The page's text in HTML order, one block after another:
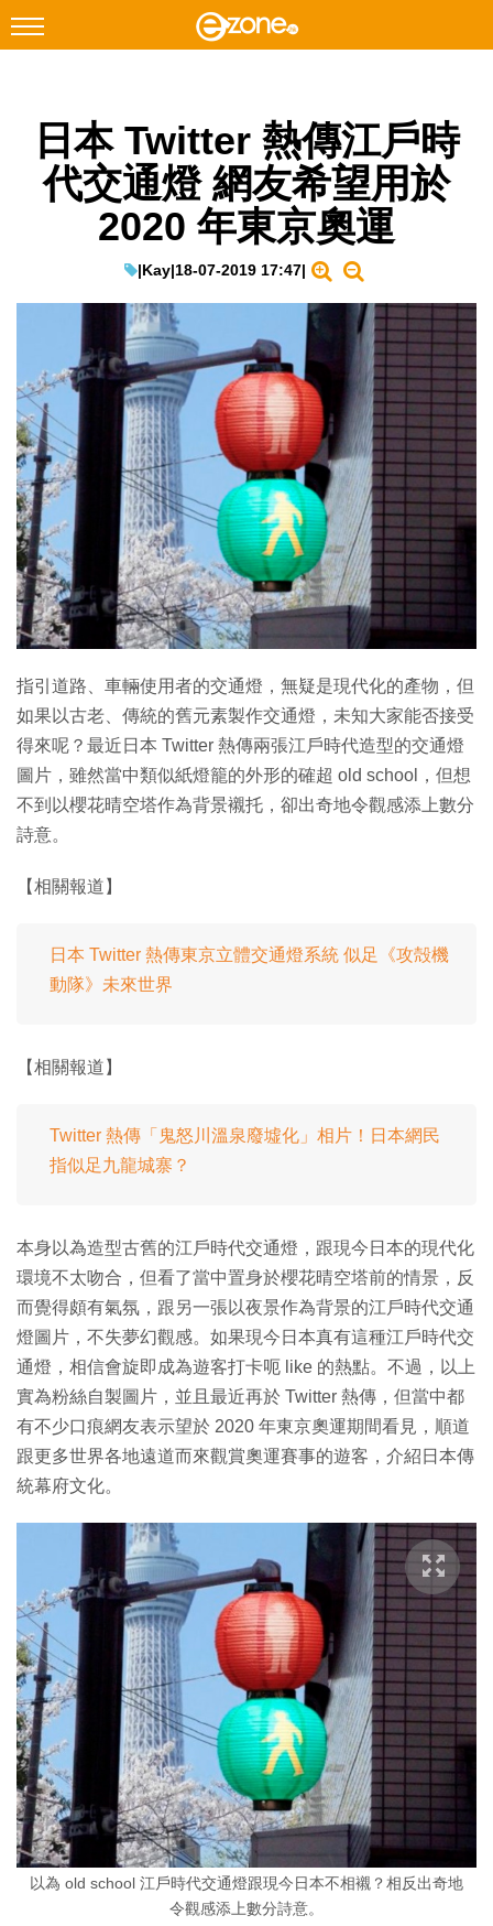
Facebook Instagram
科技焦點
教學評測
IT Times
生成式AI與雲端應用
Enterprise Digital Transformation
特集
日本 Twitter 熱傳江戶時
代交通燈 網友希望用於
2020 年東京奧運
|Kay|18-07-2019 17:47|
指引道路、車輛使用者的交通燈，無疑是現代化的產物，但
如果以古老、傳統的舊元素製作交通燈，未知大家能否接受
得來呢？最近日本 Twitter 熱傳兩張江戶時代造型的交通燈
圖片，雖然當中類似紙燈籠的外形的確超 old school，但想
不到以櫻花晴空塔作為背景襯托，卻出奇地令觀感添上數分
詩意。
【相關報道】
日本 Twitter 熱傳東京立體交通燈系統 似足《攻殻機
動隊》未來世界
【相關報道】
Twitter 熱傳「鬼怒川溫泉廢墟化」相片！日本網民
指似足九龍城寨？
本身以為造型古舊的江戶時代交通燈，跟現今日本的現代化
環境不太吻合，但看了當中置身於櫻花晴空塔前的情景，反
而覺得頗有氣氛，跟另一張以夜景作為背景的江戶時代交通
燈圖片，不失夢幻觀感。如果現今日本真有這種江戶時代交
通燈，相信會旋即成為遊客打卡呃 like 的熱點。不過，以上
實為粉絲自製圖片，並且最近再於 Twitter 熱傳，但當中都
有不少口痕網友表示望於 2020 年東京奧運期間看見，順道
跟更多世界各地遠道而來觀賞奧運賽事的遊客，介紹日本傳
統幕府文化。
以為 old school 江戶時代交通燈跟現今日本不相襯？相反出奇地
令觀感添上數分詩意。